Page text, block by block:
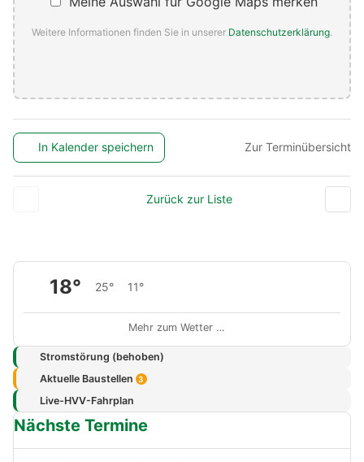
Weitere Informationen finden Sie in unserer Datenschutzerklärung.
In Kalender speichern Zur Terminübersicht
Zurück zur Liste
18° 25° 11°
Mehr zum Wetter …
Stromstörung (behoben)
Aktuelle Baustellen 3
Live-HVV-Fahrplan
Nächste Termine